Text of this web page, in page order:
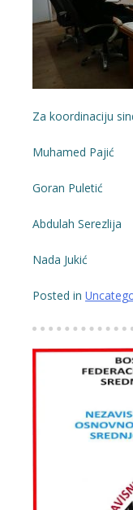
Za koordinaciju
Muhamed Pajić
Goran Puletić
Abdulah Serezlija
Nada Jukić
Posted in